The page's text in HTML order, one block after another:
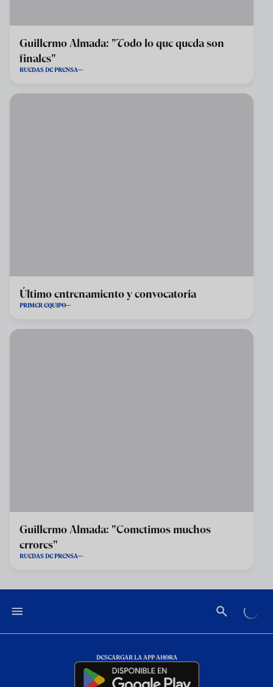
Guillermo Almada: "Todo lo que queda son
finales"
RUEDAS DE PRENSA
Último entrenamiento y convocatoria
PRIMER EQUIPO
Guillermo Almada: "Cometimos muchos
errores"
RUEDAS DE PRENSA
DESCARGAR LA APP AHORA